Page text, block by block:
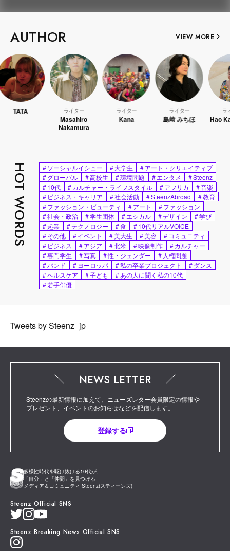
AUTHOR VIEW MORE
Masahiro
Nakamura
島﨑 みちほ Hao Kanayama
HOT WORDS #ソーシャルイシュー #大学生 #アート・クリエイティブ
#グローバル #高校生 #環境問題 #エンタメ #Steenz
#10代 #カルチャー・ライフスタイル #アフリカ #音楽
# ビジネス・キャリア #社会活動 #SteenzAbroad #教育
#ファッション・ビューティ #アート #ファッション
#社会・政治 #学生団体 #エシカル #デザイン #学び
#起業 #テクノロジー #食 #10代リアルVOICE
#その他 #イベント #美大生 #美容 # コミュニティ
# ビジネス #アジア #北米 #映像制作 #カルチャー
#専門学生 #写真 #性・ジェンダー # 人権問題
#バンド #ヨーロッパ #私の卒業プロジェクト #ダンス
#ヘルスケア #子ども #あの人に聞く私の10代
#若手俳優
Tweets by Steenz_jp
多様性時代を駆け抜ける10代が、
「自分」と「仲間」を見つける
メディア＆コミュニティ Steenz(スティーンズ)
Steenz Official SNS
Steenz Breaking News Official SNS
NEWS LETTER
Steenzの最新情報に加えて、ニューズレター会員限定の情報や
プレゼント、イベントのお知らせなどを配信します。
登録する